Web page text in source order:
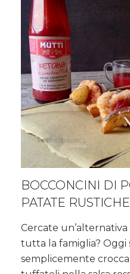
BOCCONCINI DI
PATATE
Cercate un’alternativa
tutta la famiglia? Oggi
semplicemente